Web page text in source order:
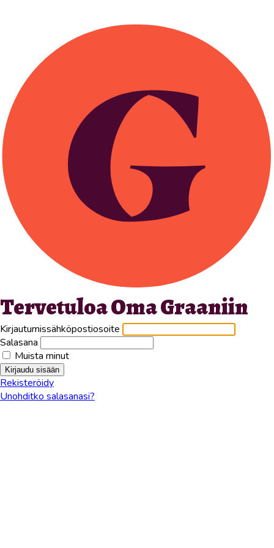
Tervetuloa Oma Graaniin
Kirjautumissähköpostiosoite
Salasana
Muista minut
Rekisteröidy
Unohditko salasanasi?